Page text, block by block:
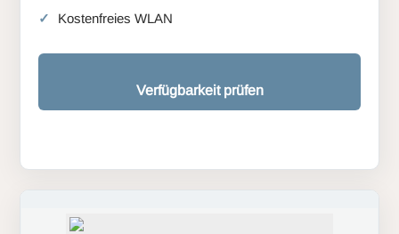
Kostenfreies WLAN
Verfügbarkeit prüfen